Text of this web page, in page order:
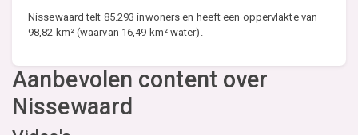
Nissewaard telt 85.293 inwoners en heeft een oppervlakte van
98,82 km² (waarvan 16,49 km² water).
Aanbevolen content over
Nissewaard